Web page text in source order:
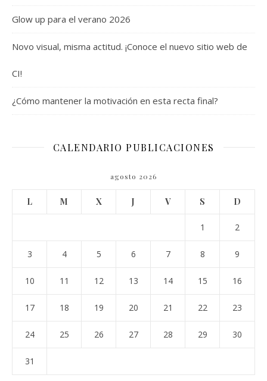
Glow up para el verano 2026
Novo visual, misma actitud. ¡Conoce el nuevo sitio web de
CI!
¿Cómo mantener la motivación en esta recta final?
CALENDARIO PUBLICACIONES
agosto 2026
L M X J V S D
1 2
3 4 5 6 7 8 9
10 11 12 13 14 15 16
17 18 19 20 21 22 23
24 25 26 27 28 29 30
31